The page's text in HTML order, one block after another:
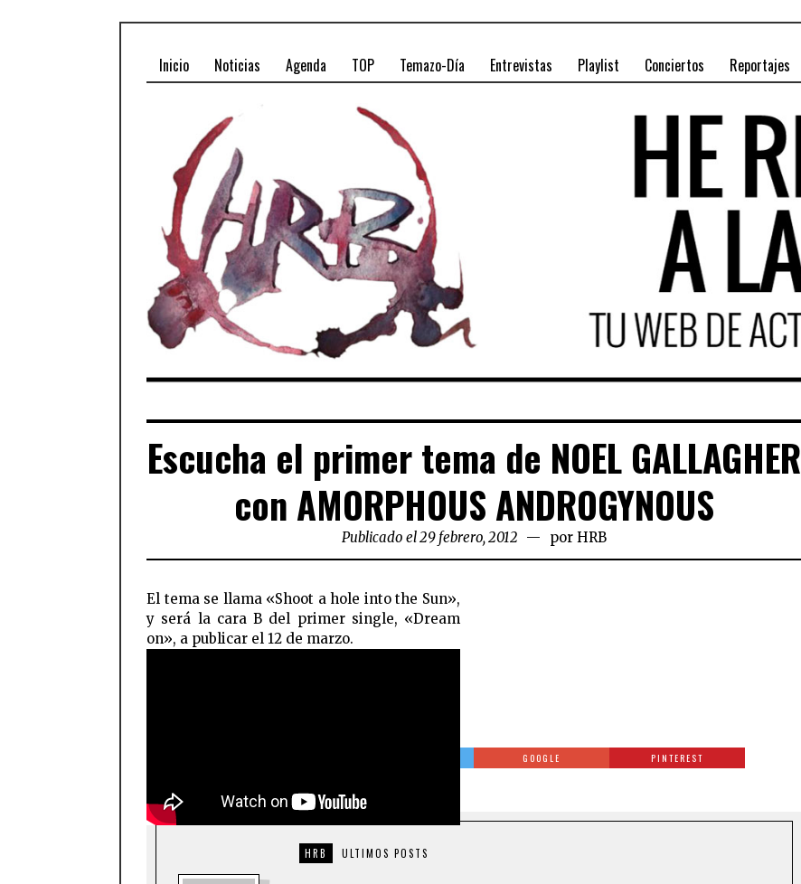
Inicio Noticias Agenda TOP Temazo-Día Entrevistas Playlist Conciertos Reportajes
Escucha el primer tema de NOEL GALLAGHER
con AMORPHOUS ANDROGYNOUS
Publicado el 29 febrero, 2012 por HRB
El tema se llama «Shoot a hole into the Sun»,
y será la cara B del primer single, «Dream
on», a publicar el 12 de marzo.
GOOGLE PINTEREST
HRB ULTIMOS POSTS